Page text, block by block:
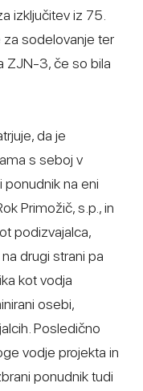
izključitev iz 75.
sodelovanje ter
ZJN-3, če so bila
da je
s seboj v
ponudnik na eni
Primožič, s.p., in
podizvajalca,
drugi strani pa
kot vodja
osebi,
Posledično
vodje projekta in
ponudnik tudi